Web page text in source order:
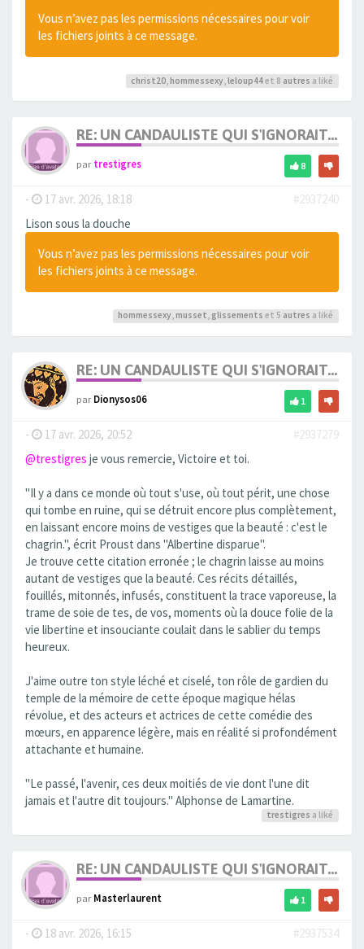
Vous n’avez pas les permissions nécessaires pour voir
les fichiers joints à ce message.
christ20 hommessexy leloup44et 8 autres a liké
RE: UN CANDAULISTE QUI S'IGNORAIT...
partrestigres 8
- 17 avr. 2026, 18:18
#2937240
Lison sous la douche
Vous n’avez pas les permissions nécessaires pour voir
les fichiers joints à ce message.
hommessexy, musset, glissements et 5 autres a liké
RE: UN CANDAULISTE QUI S'IGNORAIT...
parDionysos06 1
- 17 avr. 2026, 20:52
#2937279
@trestigres je vous remercie, Victoire et toi.
"Il y a dans ce monde où tout s'use, où tout périt, une chose
qui tombe en ruine, qui se détruit encore plus complètement,
en laissant encore moins de vestiges que la beauté : c'est le
chagrin.", écrit Proust dans "Albertine disparue".
Je trouve cette citation erronée ; le chagrin laisse au moins
autant de vestiges que la beauté. Ces récits détaillés,
fouillés, mitonnés, infusés, constituent la trace vaporeuse, la
trame de soie de tes, de vos, moments où la douce folie de la
vie libertine et insouciante coulait dans le sablier du temps
heureux.
J'aime outre ton style léché et ciselé, ton rôle de gardien du
temple de la mémoire de cette époque magique hélas
révolue, et des acteurs et actrices de cette comédie des
mœurs, en apparence légère, mais en réalité si profondément
attachante et humaine.
"Le passé, l'avenir, ces deux moitiés de vie dont l'une dit
jamais et l'autre dit toujours." Alphonse de Lamartine.
trestigres a liké
RE: UN CANDAULISTE QUI S'IGNORAIT...
parMasterlaurent 1
- 18 avr. 2026, 16:15
#2937534